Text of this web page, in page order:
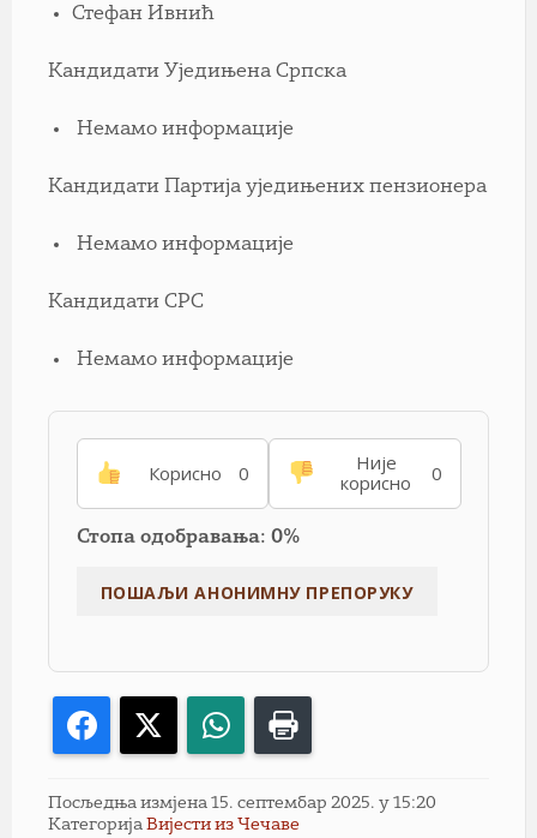
Стефан Ивнић
Кандидати Уједињена Српска
Немамо информације
Кандидати Партија уједињених пензионера
Немамо информације
Кандидати СРС
Немамо информације
Корисно 0
Није
корисно
0
Стопа одобравања: 0%
Facebook WhatsApp
Посљедња измјена 15. септембар 2025. у 15:20
Категорија Вијести из Чечаве